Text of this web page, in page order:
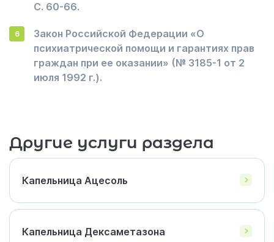
С. 60-66.
Закон Российской Федерации «О
психиатрической помощи и гарантиях прав
граждан при ее оказании» (№ 3185-1 от 2
июля 1992 г.).
Другие услуги раздела
Капельница Ацесоль
Капельница Дексаметазона